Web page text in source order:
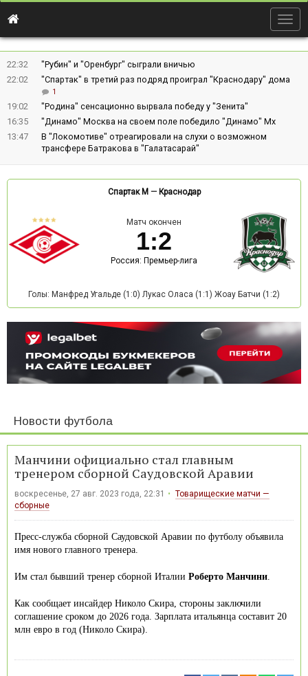
22:32
"Рубин" и "Оренбург" сыграли вничью
22:02
"Спартак" в третий раз подряд проиграл "Краснодару" дома
1
19:02
"Родина" сенсационно вырвала победу у "Зенита"
16:35
"Динамо" Москва на своем поле победило "Динамо" Мх
13:47
В "Локомотиве" отреагировали на слухи о возможном
трансфере Батракова в "Галатасарай"
Спартак М — Краснодар
Матч окончен
1:2
Россия: Премьер-лига
Голы: Манфред Угальде (1:0) Лукас Оласа (1:1) Жоау Батчи (1:2)
Новости футбола
Манчини официально стал главным
тренером сборной Саудовской Аравии
воскресенье, 27 авг. 2023 года, 22:31
Товарищеские матчи —
сборные
Пресс-служба сборной Саудовской Аравии по футболу объявила
имя нового главного тренера.
Им стал бывший тренер сборной Италии Роберто Манчини
Как сообщает инсайдер Николо Скира, стороны заключили
соглашение сроком до 2026 года. Зарплата итальянца составит 20
млн евро в год (Николо Скира).